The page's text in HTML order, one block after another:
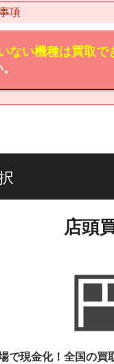
項
ない機種は買取で
店頭
で現金化！全国の買